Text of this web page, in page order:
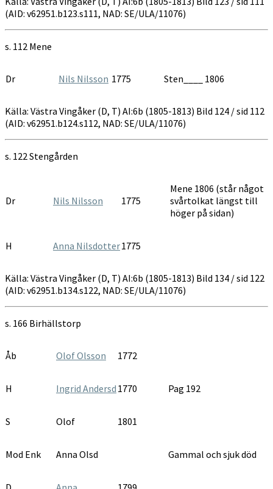
(AID: v62951.b123.s111, NAD: SE/ULA/11076)
s. 112 Mene
Dr Nils Nilsson 1775 Sten____ 1806
Källa: Västra Vingåker (D, T) AI:6b (1805-1813) Bild 124 / sid 112
(AID: v62951.b124.s112, NAD: SE/ULA/11076)
s. 122 Stengården
Dr Nils Nilsson 1775
Mene 1806 (står något
svårtolkat längst till
höger på sidan)
H Anna Nilsdotter1775
Källa: Västra Vingåker (D, T) AI:6b (1805-1813) Bild 134 / sid 122
(AID: v62951.b134.s122, NAD: SE/ULA/11076)
s. 166 Birhällstorp
Åb Olof Olsson 1772
H Ingrid Andersd 1770 Pag 192
S Olof 1801
Mod Enk Anna Olsd Gammal och sjuk död